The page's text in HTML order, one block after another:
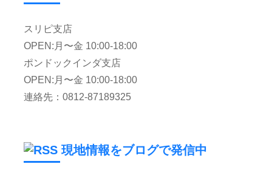
スリピ支店
OPEN:月〜金 10:00-18:00
ポンドックインダ支店
OPEN:月〜金 10:00-18:00
連絡先：0812-87189325
現地情報をブログで発信中